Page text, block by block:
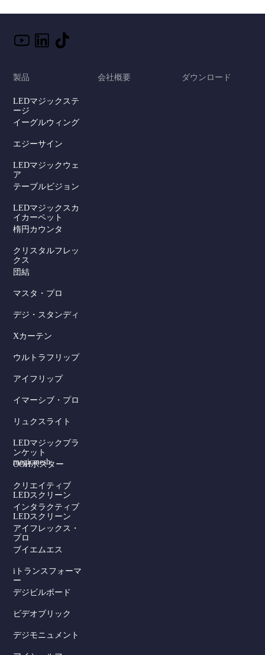
製品
LEDマジックステ
ージ
イーグルウィング
エジーサイン
LEDマジックウェ
ア
テーブルビジョン
LEDマジックスカ
イカーペット
楕円カウンタ
クリスタルフレッ
クス
団結
マスタ・プロ
デジ・スタンディ
Xカーテン
ウルトラフリップ
アイフリップ
イマーシブ・プロ
リュクスライト
LEDマジックブラ
ンケット
magicmesh
OOHポスター
クリエイティブ
LEDスクリーン
インタラクティブ
LEDスクリーン
アイフレックス・
プロ
ブイエムエス
iトランスフォーマ
ー
デジビルボード
ビデオブリック
デジモニュメント
会社概要 ダウンロード
Hindi
Dutch
Serbian